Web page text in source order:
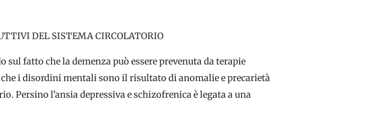
DEL SISTEMA CIRCOLATORIO
sul fatto che la demenza può essere prevenuta da terapie
i disordini mentali sono il risultato di anomalie e precarietà
Persino l’ansia depressiva e schizofrenica è legata a una